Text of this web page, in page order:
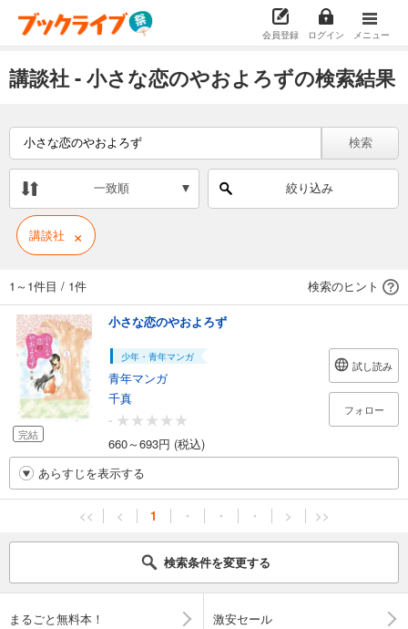
会員登録 ログイン メニュー
講談社 - 小さな恋のやおよろずの検索結果
検索
一致順 絞り込み
講談社 ×
1～1件目 / 1件 検索のヒント
完結
小さな恋のやおよろず
少年・青年マンガ
青年マンガ
千真
-
660～693円 (税込)
試し読み
フォロー
あらすじを表示する
<< < 1 ・ ・ ・ > >>
検索条件を変更する
まるごと無料本！ 激安セール